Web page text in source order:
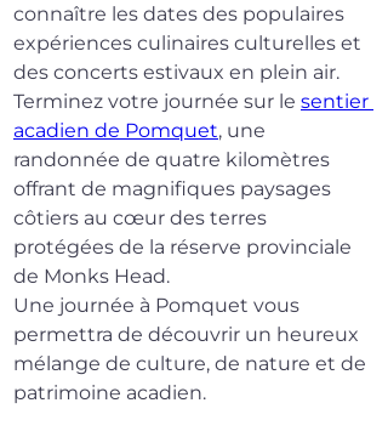
connaître les dates des populaires
expériences culinaires culturelles et
des concerts estivaux en plein air.
Terminez votre journée sur le sentier
acadien de Pomquet, une
randonnée de quatre kilomètres
offrant de magnifiques paysages
côtiers au cœur des terres
protégées de la réserve provinciale
de Monks Head.
Une journée à Pomquet vous
permettra de découvrir un heureux
mélange de culture, de nature et de
patrimoine acadien.